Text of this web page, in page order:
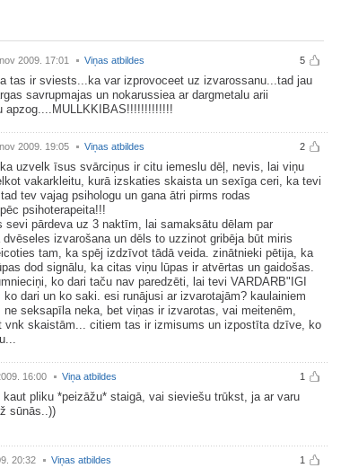
5
2009. 17:01 Viņas atbildes
tas ir sviests...ka var izprovoceet uz izvarossanu...tad jau
savrupmajas un nokarussiea ar dargmetalu arii
apzog....MULLKKIBAS!!!!!!!!!!!!!
2
2009. 19:05 Viņas atbildes
uzvelk īsus svārciņus ir citu iemeslu dēļ, nevis, lai viņu
vakarkleitu, kurā izskaties skaista un sexīga ceri, ka tevi
tev vajag psihologu un gana ātri pirms rodas
psihoterapeita!!!
sevi pārdeva uz 3 naktīm, lai samaksātu dēlam par
izvarošana un dēls to uzzinot gribēja būt miris
tam, ka spēj izdzīvot tādā veida. zinātnieki pētija, ka
dod signālu, ka citas viņu lūpas ir atvērtas un gaidošas.
ko dari taču nav paredzēti, lai tevi VARDARB"IGI
ko dari un ko saki. esi runājusi ar izvarotajām? kaulainiem
ne seksapīla neka, bet viņas ir izvarotas, vai meitenēm,
vnk skaistām... citiem tas ir izmisums un izpostīta dzīve, ko
1
16:00 Viņa atbildes
kaut pliku *peizāžu* staigā, vai sieviešu trūkst, ja ar varu
sūnās..))
1
20:32 Viņas atbildes